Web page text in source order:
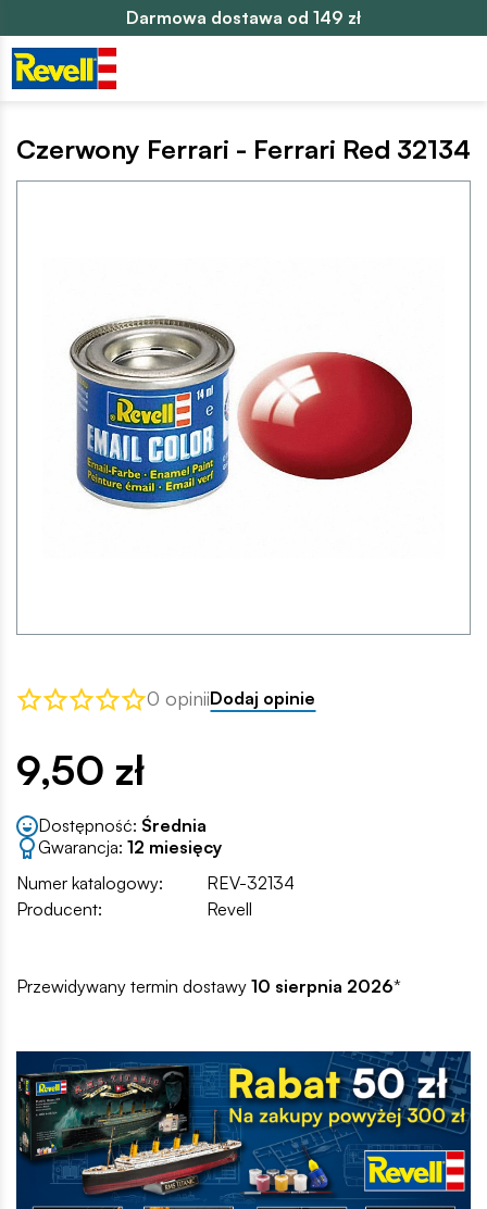
Darmowa dostawa od 149 zł
Czerwony Ferrari - Ferrari Red 32134
0 opiniiDodaj opinie
9,50 zł
Dostępność: Średnia
Gwarancja: 12 miesięcy
Numer katalogowy:
REV-32134
Producent:
Revell
Przewidywany termin dostawy 10 sierpnia 2026*